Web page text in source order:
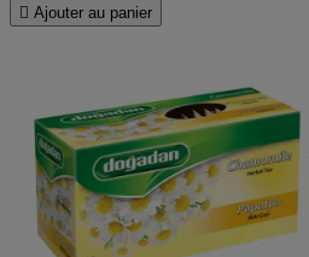
 Ajouter au panier